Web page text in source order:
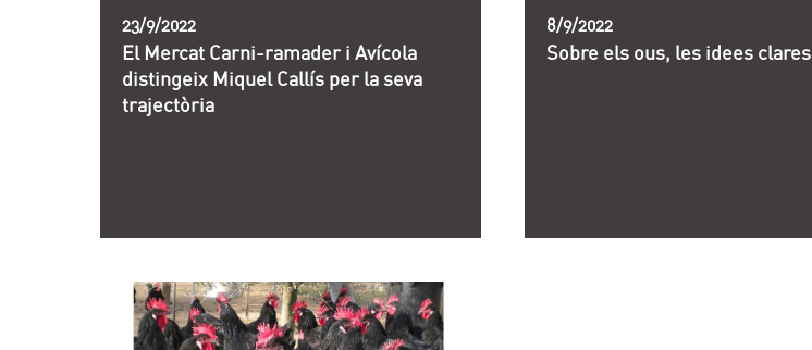
23/9/2022
El Mercat Carni-ramader i Avícola
distingeix Miquel Callís per la seva
trajectòria
8/9/2022
Sobre els ous, les idees clares